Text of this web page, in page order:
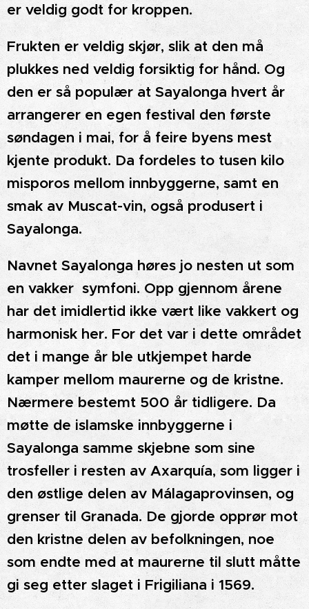
er veldig godt for kroppen.
Frukten er veldig skjør, slik at den må
plukkes ned veldig forsiktig for hånd. Og
den er så populær at Sayalonga hvert år
arrangerer en egen festival den første
søndagen i mai, for å feire byens mest
kjente produkt. Da fordeles to tusen kilo
misporos mellom innbyggerne, samt en
smak av Muscat-vin, også produsert i
Sayalonga.
Navnet Sayalonga høres jo nesten ut som
en vakker symfoni. Opp gjennom årene
har det imidlertid ikke vært like vakkert og
harmonisk her. For det var i dette området
det i mange år ble utkjempet harde
kamper mellom maurerne og de kristne.
Nærmere bestemt 500 år tidligere. Da
møtte de islamske innbyggerne i
Sayalonga samme skjebne som sine
trosfeller i resten av Axarquía, som ligger i
den østlige delen av Málagaprovinsen, og
grenser til Granada. De gjorde opprør mot
den kristne delen av befolkningen, noe
som endte med at maurerne til slutt måtte
gi seg etter slaget i Frigiliana i 1569.